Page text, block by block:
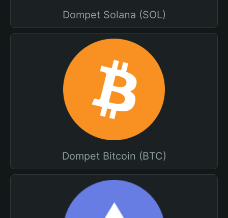
Dompet Solana (SOL)
Dompet Bitcoin (BTC)